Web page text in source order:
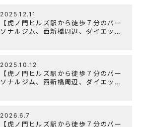
2025.12.11
【虎ノ門ヒルズ駅から徒歩７分のパー
ソナルジム、西新橋周辺、ダイエット
2025.10.12
【虎ノ門ヒルズ駅から徒歩７分のパー
ソナルジム、西新橋周辺、ダイエット
2026.6.7
【虎ノ門ヒルズ駅から徒歩７分のパー